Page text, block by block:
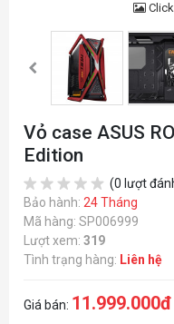
Click
Vỏ case ASUS
Edition
(0 lượt
Bảo hành: 24 Tháng
Mã hàng: SP006999
Lượt xem: 319
Tình trạng hàng: Liên hệ
Giá bán: 11.999.000đ